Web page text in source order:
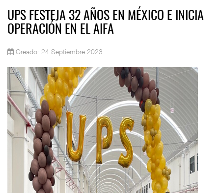
UPS FESTEJA 32 AÑOS EN MÉXICO E INICIA
OPERACIÓN EN EL AIFA
Creado: 24 Septiembre 2023